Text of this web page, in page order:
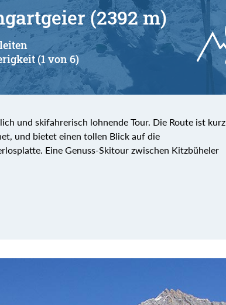
(2392 m)
(1 von 6)
und skifahrerisch lohnende Tour. Die Route ist kurz
und bietet einen tollen Blick auf die
Eine Genuss-Skitour zwischen Kitzbüheler